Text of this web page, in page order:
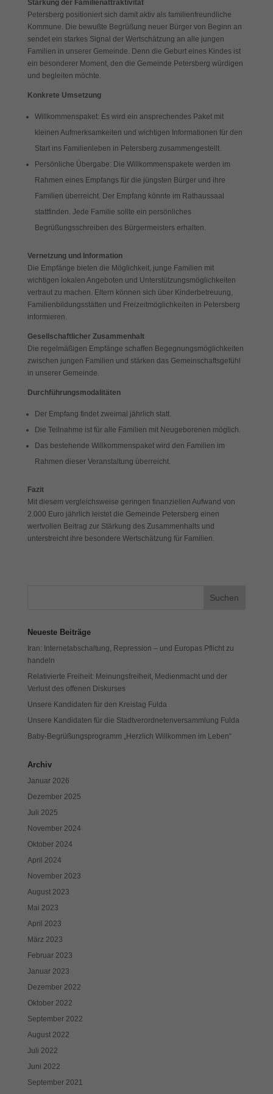
Stärkung der Familienattraktivität
Petersberg positioniert sich damit aktiv als familienfreundliche
Kommune. Die bewußte Begrüßung neuer Bürger von Beginn an
sendet ein starkes Signal der Wertschätzung an alle jungen
Familien in unserer Gemeinde. Denn die Geburt eines Kindes ist
ein besonderer Moment, den die Gemeinde Petersberg würdigen
und begleiten möchte.
Konkrete Umsetzung
Willkommenspaket: Es wird ein ansprechendes Paket mit
kleinen Aufmerksamkeiten und wichtigen Informationen für den
Start ins Familienleben in Petersberg zusammengestellt.
Persönliche Übergabe: Die Willkommenspakete werden im
Rahmen eines Empfangs für die jüngsten Bürger und ihre
Familien überreicht. Der Empfang könnte im Rathaussaal
stattfinden. Jede Familie sollte ein persönliches
Begrüßungsschreiben des Bürgermeisters erhalten.
Vernetzung und Information
Die Empfänge bieten die Möglichkeit, junge Familien mit
wichtigen lokalen Angeboten und Unterstützungsmöglichkeiten
vertraut zu machen. Eltern können sich über Kinderbetreuung,
Familienbildungsstätten und Freizeitmöglichkeiten in Petersberg
informieren.
Gesellschaftlicher Zusammenhalt
Die regelmäßigen Empfänge schaffen Begegnungsmöglichkeiten
zwischen jungen Familien und stärken das Gemeinschaftsgefühl
in unserer Gemeinde.
Durchführungsmodalitäten
Der Empfang findet zweimal jährlich statt.
Die Teilnahme ist für alle Familien mit Neugeborenen möglich.
Das bestehende Willkommenspaket wird den Familien im
Rahmen dieser Veranstaltung überreicht.
Fazit
Mit diesem vergleichsweise geringen finanziellen Aufwand von
2.000 Euro jährlich leistet die Gemeinde Petersberg einen
wertvollen Beitrag zur Stärkung des Zusammenhalts und
unterstreicht ihre besondere Wertschätzung für Familien.
Neueste Beiträge
Iran: Internetabschaltung, Repression – und Europas Pflicht zu
handeln
Relativierte Freiheit: Meinungsfreiheit, Medienmacht und der
Verlust des offenen Diskurses
Unsere Kandidaten für den Kreistag Fulda
Unsere Kandidaten für die Stadtverordnetenversammlung Fulda
Baby-Begrüßungsprogramm „Herzlich Willkommen im Leben“
Archiv
Januar 2026
Dezember 2025
Juli 2025
November 2024
Oktober 2024
April 2024
November 2023
August 2023
Mai 2023
April 2023
März 2023
Februar 2023
Januar 2023
Dezember 2022
Oktober 2022
September 2022
August 2022
Juli 2022
Juni 2022
September 2021
Cookies auswählen.
Alle akzeptieren Speichern
Zurück
Datenschutzeinstellungen
die einwandfreie Funktion der Website erforderlich.
Cookie-Informationen anzeigen
Externe Medien (7)
Inhalte von Videoplattformen und Social-Media-Plattformen werden
standardmäßig blockiert. Wenn Cookies von externen Medien akzeptiert
werden, bedarf der Zugriff auf diese Inhalte keiner manuellen Einwilligung
Cookie-Informationen anzeigen